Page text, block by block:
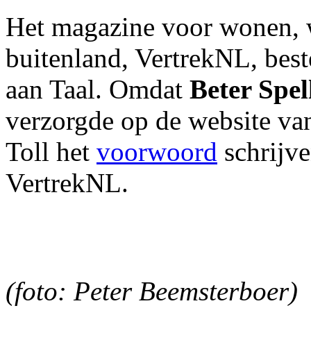
Het magazine voor
buitenland, VertrekNL,
aan Taal. Omdat Beter
verzorgde op de website
Toll het voorwoord
VertrekNL.
(foto: Peter Beemsterboer)